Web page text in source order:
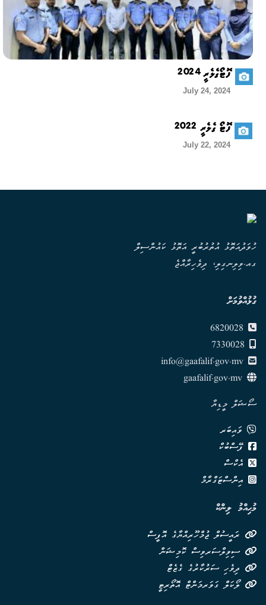
ފޮޓޯގެލެރީ 2024
July 24, 2024
ފޮޓޯ ގެލެރީ 2022
July 22, 2024
ހުވަދުއަތޮޅު އުތުރުބުރީ އަތޮޅު ކައުންސިލް
ގއ.ވިލިނގިލި، ދިވެހިރާއްޖެ
ގުޅުއްވުމަށް
info@gaafalif.gov.mv
ސޯޝަލް މީޑިޔާ
ވައިބަރ
ފޭސްބުކް
އެކްސް
އިންސްޓަގްރާމް
މުޙިއްމު ލިންކް
ރައީސުލް ޖުމްހޫރިއްޔާގެ އޮފީސް
ސިވިލްސަރވިސް ކޮމިޝަން
ދިވެހި ސަރުކާރުގެ ގެޒެޓް
ލޯކަލް ގަވަރމަންޓް އޮތޯރިޓީ